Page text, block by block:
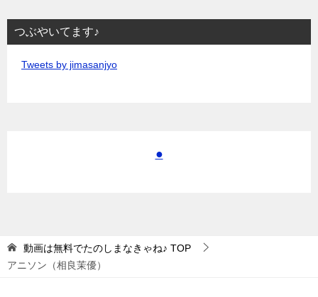
つぶやいてます♪
Tweets by jimasanjyo
●
動画は無料でたのしまなきゃね♪ TOP
アニソン（相良茉優）